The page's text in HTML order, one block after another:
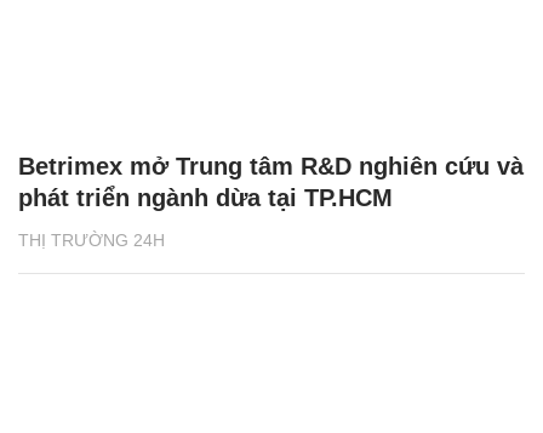
THỊ TRƯỜNG 24H
Betrimex mở Trung tâm R&D nghiên cứu và
phát triển ngành dừa tại TP.HCM